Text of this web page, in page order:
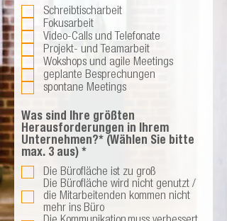
Schreibtischarbeit
Fokusarbeit
Video-Calls und Telefonate
Projekt- und Teamarbeit
Wokshops und agile Meetings
geplante Besprechungen
spontane Meetings
Was sind Ihre größten
Herausforderungen in Ihrem
Unternehmen?* (Wählen Sie bitte
max. 3 aus) *P
f
l
i
c
h
Die Bürofläche ist zu groß
Die Bürofläche wird nicht genutzt /
die Mitarbeitenden kommen nicht
mehr ins Büro